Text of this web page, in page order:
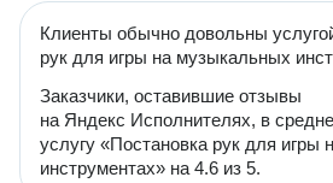
Клиенты обычно довольны
рук для игры на музыкальных
Заказчики, оставившие отзывы
на Яндекс Исполнителях, в
услугу «Постановка рук для игры
инструментах» на 4.6 из 5.